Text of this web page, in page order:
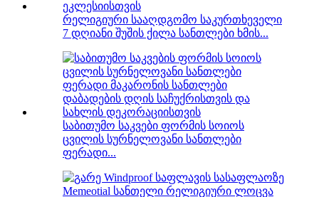
რელიგიური სააღდგომო საკურთხეველი
7 დღიანი შუშის ქილა სანთლები ხმის...
საბითუმო საკვები ფორმის სოიოს
ცვილის სურნელოვანი სანთლები
ფერადი...